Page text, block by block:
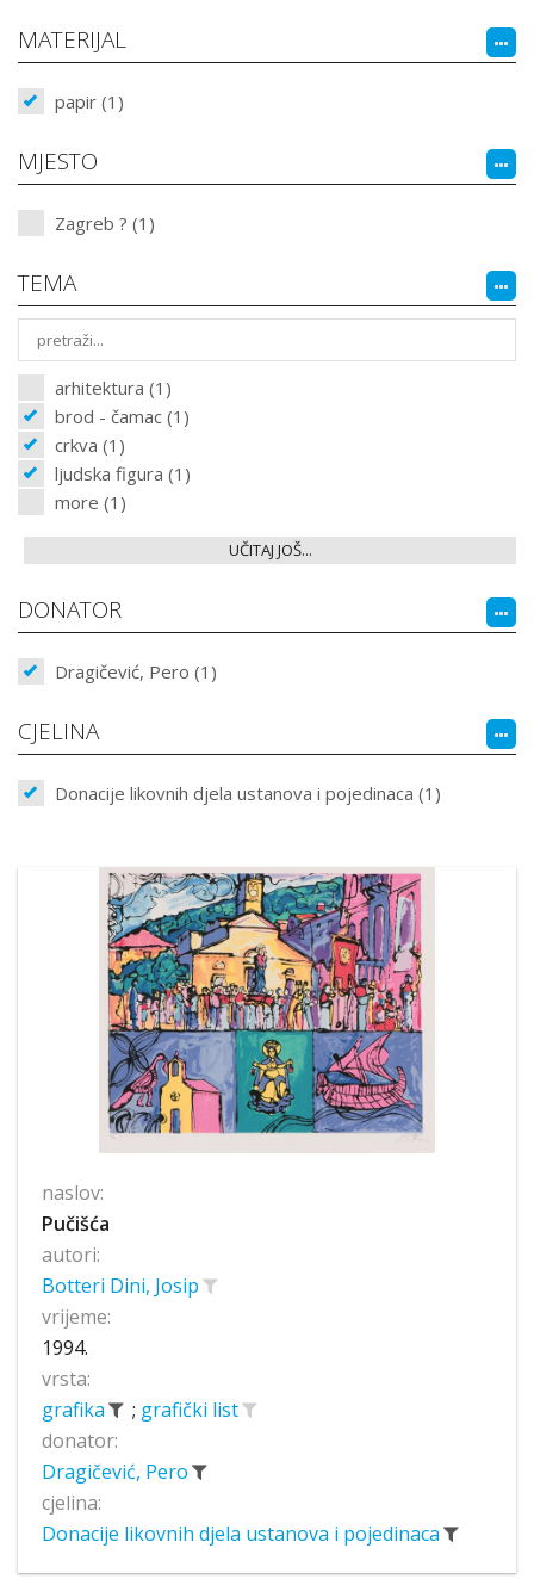
MATERIJAL
papir (1)
MJESTO
Zagreb ? (1)
TEMA
arhitektura (1)
brod - čamac (1)
crkva (1)
ljudska figura (1)
more (1)
UČITAJ JOŠ...
DONATOR
Dragičević, Pero (1)
CJELINA
Donacije likovnih djela ustanova i pojedinaca (1)
naslov:
Pučišća
autori:
Botteri Dini, Josip
vrijeme:
1994.
vrsta:
grafika
; grafički list
donator:
Dragičević, Pero
cjelina:
Donacije likovnih djela ustanova i pojedinaca